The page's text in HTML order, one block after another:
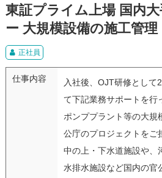
東証プライム上場 国内
ー 大規模設備の施工管理
正社員
仕事内容
入社後、OJT研修として
て下記業務サポートを行
ポンププラント等の大規
公庁のプロジェクトをご
中の上・下水道施設や、
水排水施設など国内の官